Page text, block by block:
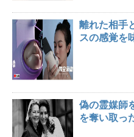
離れた相手
スの感覚を
偽の霊媒師
を奪い取っ